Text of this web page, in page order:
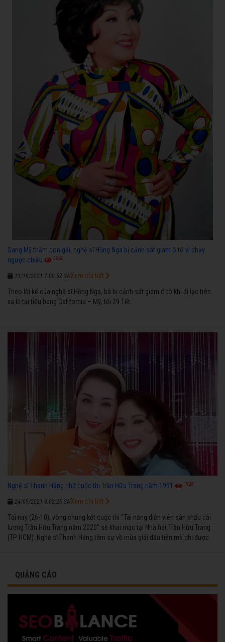
Sang Mỹ thăm con gái, nghệ sĩ Hồng Nga bị cảnh sát giam ô tô vì chạy
ngược chiều
3862
11/10/2021 7:00:52 SA
Theo lời kể của nghệ sĩ Hồng Nga, bà bị cảnh sát giam ô tô khi đi lạc trên
xa lộ tại tiểu bang California – Mỹ, tối 29 Tết.
Xem chi tiết
Nghệ sĩ Thanh Hằng nhớ cuộc thi Trần Hữu Trang năm 1991 1925
24/09/2021 8:02:26 SA
Tối nay (26-10), vòng chung kết cuộc thi "Tài năng diễn viên sân khấu cải
lương Trần Hữu Trang năm 2020" sẽ khai mạc tại Nhà hát Trần Hữu Trang
(TP HCM). Nghệ sĩ Thanh Hằng tâm sự về mùa giải đầu tiên mà chị được
Xem chi tiết
QUẢNG CÁO